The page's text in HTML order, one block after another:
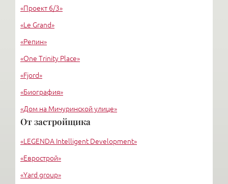
«Проект 6/3»
«Le Grand»
«Репин»
«One Trinity Place»
«Fjord»
«Биография»
«Дом на Мичуринской улице»
«Крестовский, 12»
«Ориенталь»
От застройщика
«LEGENDA Intelligent Development»
«Еврострой»
«Yard group»